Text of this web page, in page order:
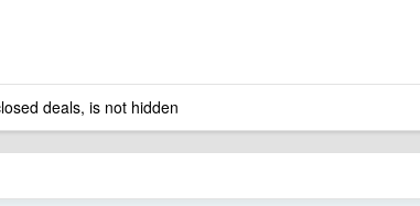
deals, is not hidden